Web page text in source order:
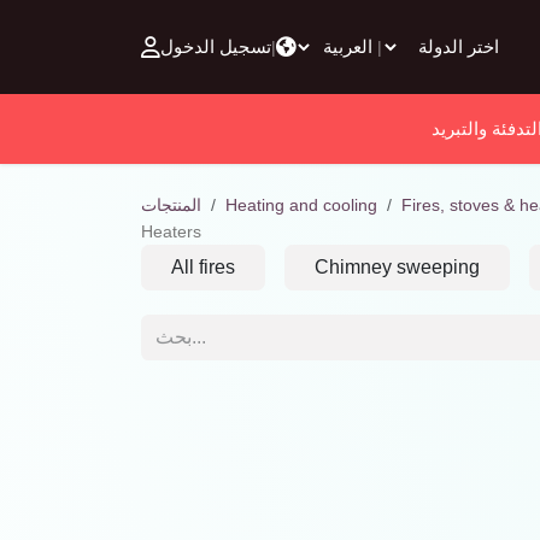
|
|تسجيل الدخول
والتبريد
المنتجات Heating and cooling
Fires, stoves &
Heaters
All fires Chimney sweeping